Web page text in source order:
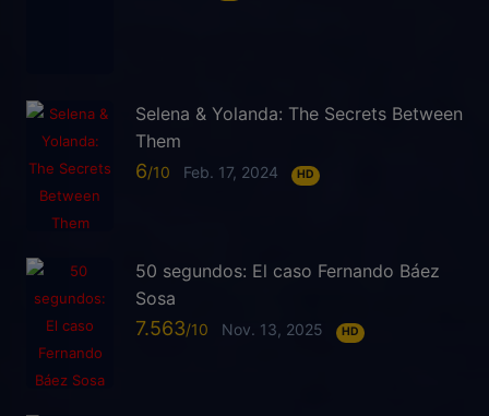
Selena & Yolanda: The Secrets Between
Them
6 Feb. 17, 2024 HD
50 segundos: El caso Fernando Báez
Sosa
7.563 Nov. 13, 2025 HD